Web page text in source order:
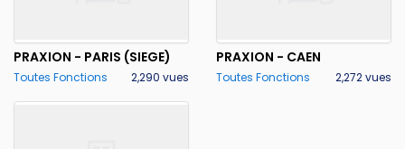
PRAXION - PARIS (SIEGE)
Toutes Fonctions 2,290 vues
PRAXION - CAEN
Toutes Fonctions 2,272 vues